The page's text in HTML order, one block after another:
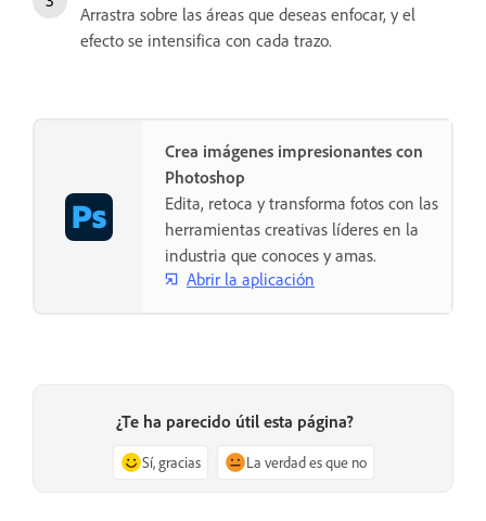
Arrastra sobre las áreas que deseas enfocar, y el
efecto se intensifica con cada trazo.
Crea imágenes impresionantes con
Photoshop
Edita, retoca y transforma fotos con las
herramientas creativas líderes en la
industria que conoces y amas.
Abrir la aplicación
¿Te ha parecido útil esta página?
Sí, gracias La verdad es que no